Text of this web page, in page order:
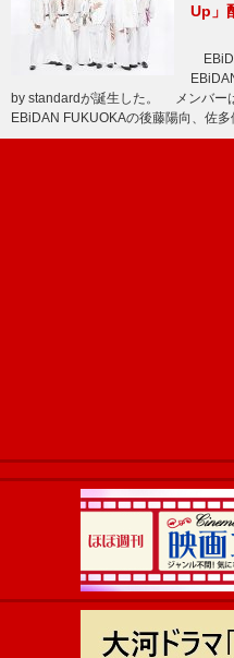
Up」
by standardが誕生した。 メンバー
EBiDAN FUKUOKAの後藤陽向、佐